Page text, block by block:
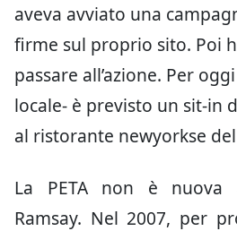
aveva avviato una
firme sul proprio sito. Poi
passare all’azione. Per
locale- è previsto un sit-in
al ristorante newyorkse
La PETA non è nuova
Ramsay. Nel 2007, per